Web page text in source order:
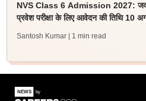
NVS Class 6 Admission 2027:
प्रवेश परीक्षा के लिए आवेदन की तिथि 10
Santosh Kumar | 1 min read